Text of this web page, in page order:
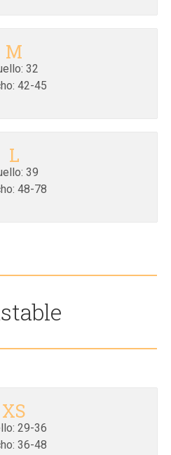
M
32
42-45
L
39
48-78
XS
29-36
36-48